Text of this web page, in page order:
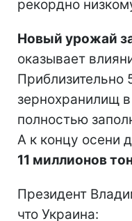
рекордно
Новый урожай
оказывает
Приблизительно
зернохранилищ
полностью
А к концу осени
11 миллионов
Президент
что Украина: